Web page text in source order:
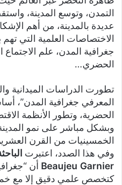
التمدن، وتوسع المدينة،
عديدة بالمدينة، من أهم
الاختصاصات العلمية التي تهم
جغرافية المدن، علم الاجتماع
الحضري…
تطورت الدراسات الميدانية
المعرفي جغرافية المدن”،
الحضرية، وتطور الأنظمة
وبشكل مباشر على نمو
الخمسينيات من القرن
وفي هذا الصدد، اعتبرت
Beaujeu Garnier أن
كتخصص علمي دقيق إلا مع